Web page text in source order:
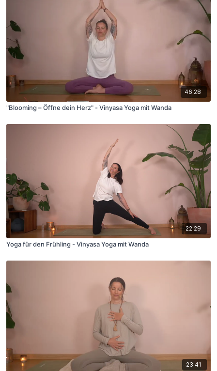
46:28
"Blooming – Öffne dein Herz" - Vinyasa Yoga mit Wanda
22:29
Yoga für den Frühling - Vinyasa Yoga mit Wanda
23:41